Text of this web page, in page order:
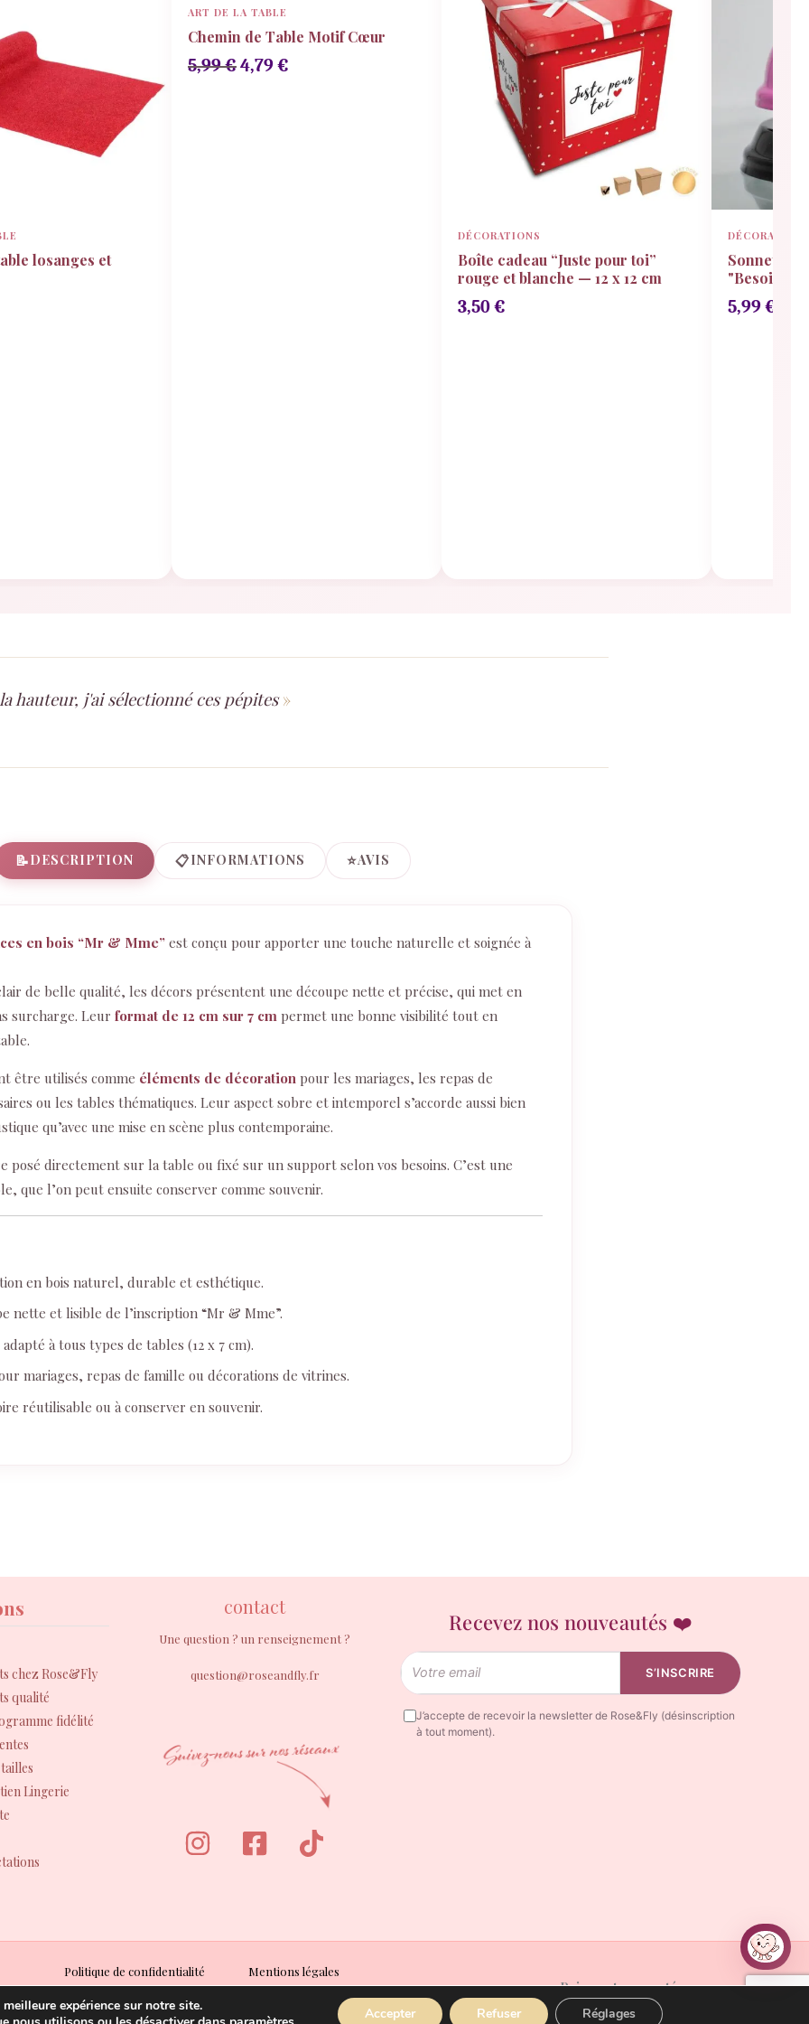
losanges et
ART DE LA TABLE
Chemin de Table Motif Cœur
5,99€Le
4,79€
DÉCORATIONS
Boîte cadeau “Juste pour toi”
rouge et blanche — 12 x 12 cm
3,50€
Sonnette
"Besoin de
5,99€
hauteur, j'ai sélectionné ces pépites
📝DESCRIPTION 📋INFORMATIONS ⭐AVIS
en bois “Mr & Mme” est conçu pour apporter une touche naturelle et soignée à
de belle qualité, les décors présentent une découpe nette et précise, qui met en
surcharge. Leur format de 12 cm sur 7 cm permet une bonne visibilité tout en
être utilisés comme éléments de décoration pour les mariages, les repas de
ou les tables thématiques. Leur aspect sobre et intemporel s’accorde aussi bien
qu’avec une mise en scène plus contemporaine.
posé directement sur la table ou fixé sur un support selon vos besoins. C’est une
que l’on peut ensuite conserver comme souvenir.
en bois naturel, durable et esthétique.
nette et lisible de l’inscription “Mr & Mme”.
à tous types de tables (12 x 7 cm).
mariages, repas de famille ou décorations de vitrines.
réutilisable ou à conserver en souvenir.
chez Rose&Fly
qualité
fidélité
Lingerie
contact
Une question ? un renseignement ?
question@roseandfly.fr
Recevez nos nouveautés ❤️
Email
S’INSCRIRE
J’accepte de recevoir la newsletter de Rose&Fly (désinscription
à tout moment).
Politique de confidentialité
Mentions légales
Conditions Générales d’Utilisation (CGU)
Paiements acceptés
expérience sur notre site.
Accepter Refuser Réglages